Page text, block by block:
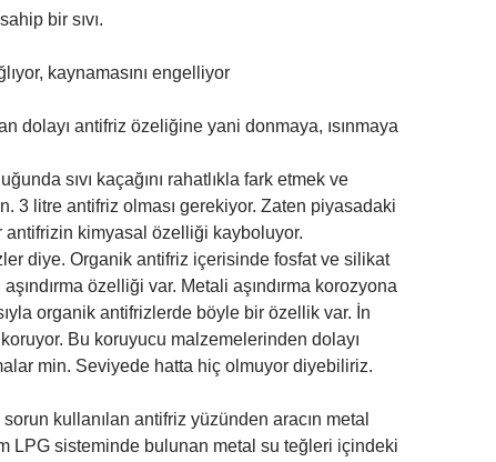
bir sıvı.
kaynamasını engelliyor
dolayı antifriz özeliğine yani donmaya, ısınmaya
sıvı kaçağını rahatlıkla fark etmek ve
3 litre antifriz olması gerekiyor. Zaten piyasadaki
antifrizin kimyasal özelliği kayboluyor.
diye. Organik antifriz içerisinde fosfat ve silikat
özelliği var. Metali aşındırma korozyona
organik antifrizlerde böyle bir özellik var. İn
Bu koruyucu malzemelerinden dolayı
min. Seviyede hatta hiç olmuyor diyebiliriz.
kullanılan antifriz yüzünden aracın metal
LPG sisteminde bulunan metal su teğleri içindeki